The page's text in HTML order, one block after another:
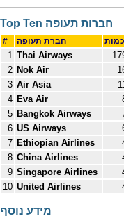
Top Ten חברות תעופה
#
1 Thai Airways
2 Nok Air
3 Air Asia
4 Eva Air
5 Bangkok Airways
6 US Airways
7 Ethiopian Airlines
8 China Airlines
9 Singapore Airlines
10 United Airlines
מידע נוסף